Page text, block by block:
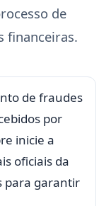
de
financeiras.
de fraudes
por
inicie a
oficiais da
para garantir